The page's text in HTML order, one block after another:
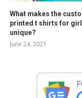
What makes the
printed t shirts for
unique?
June 24, 2021